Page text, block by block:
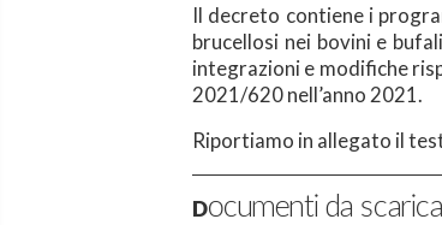
Il decreto contiene i
brucellosi nei bovini e
integrazioni e modifiche
2021/620 nell’anno 2021.
Riportiamo in allegato il
Documenti da